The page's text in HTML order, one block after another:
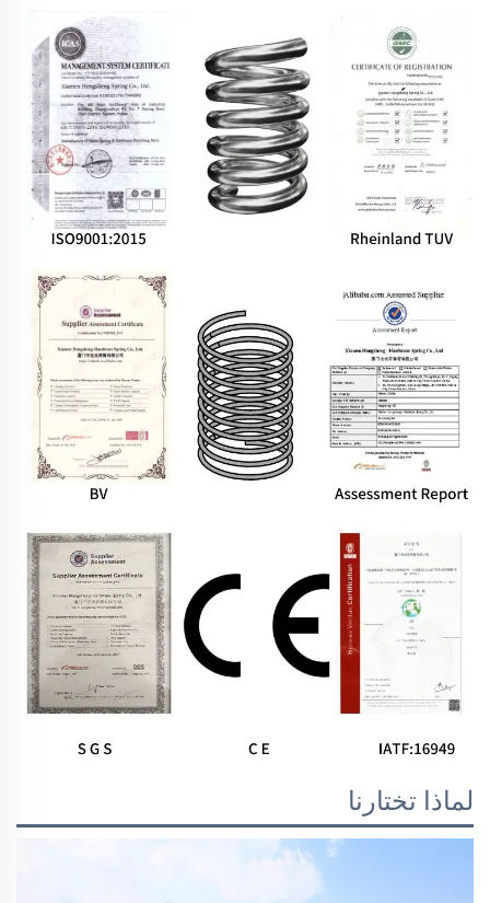
لماذا تختارنا